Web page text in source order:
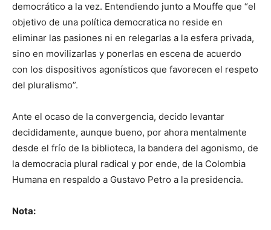
democrático a la vez. Entendiendo junto a Mouffe que “el
objetivo de una política democratica no reside en
eliminar las pasiones ni en relegarlas a la esfera privada,
sino en movilizarlas y ponerlas en escena de acuerdo
con los dispositivos agonísticos que favorecen el respeto
del pluralismo”.
Ante el ocaso de la convergencia, decido levantar
decididamente, aunque bueno, por ahora mentalmente
desde el frío de la biblioteca, la bandera del agonismo, de
la democracia plural radical y por ende, de la Colombia
Humana en respaldo a Gustavo Petro a la presidencia.
Nota: